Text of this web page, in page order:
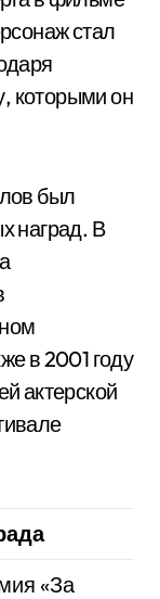
стал
которыми он
был
наград. В
в 2001 году
актерской
«За